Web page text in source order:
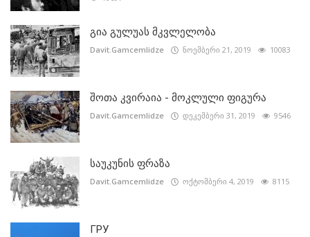
გია გულუას მკვლელობა
Davit.Gamcemlidze ნოემბერი 21, 2019 10083
შოთა კვირაია - მოკლული ფიგურა
Davit.Gamcemlidze დეკემბერი 31, 2019 9546
საუკუნის ფრაზა
Davit.Gamcemlidze ოქტომბერი 4, 2019 8115
ГРУ